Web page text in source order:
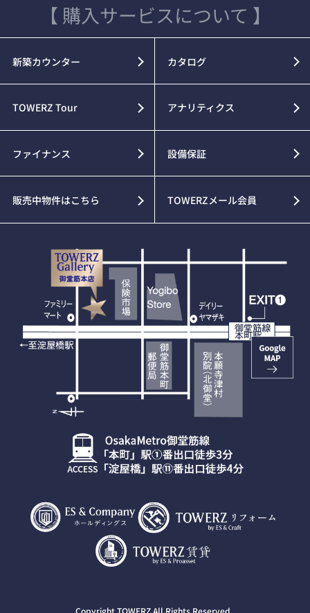
【 購入サービスについて 】
新築カウンター カタログ
TOWERZ Tour アナリティクス
ファイナンス 設備保証
販売中物件はこちら TOWERZメール会員